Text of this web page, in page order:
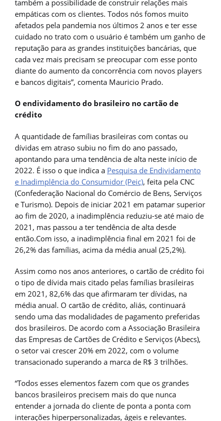
também a possibilidade de construir relações mais
empáticas com os clientes. Todos nós fomos muito
afetados pela pandemia nos últimos 2 anos e ter esse
cuidado no trato com o usuário é também um ganho de
reputação para as grandes instituições bancárias, que
cada vez mais precisam se preocupar com esse ponto
diante do aumento da concorrência com novos players
e bancos digitais”, comenta Mauricio Prado.
O endividamento do brasileiro no cartão de
crédito
A quantidade de famílias brasileiras com contas ou
dívidas em atraso subiu no fim do ano passado,
apontando para uma tendência de alta neste início de
2022. É isso o que indica a Pesquisa de Endividamento
e Inadimplência do Consumidor (Peic), feita pela CNC
(Confederação Nacional do Comércio de Bens, Serviços
e Turismo). Depois de iniciar 2021 em patamar superior
ao fim de 2020, a inadimplência reduziu-se até maio de
2021, mas passou a ter tendência de alta desde
então.Com isso, a inadimplência final em 2021 foi de
26,2% das famílias, acima da média anual (25,2%).
Assim como nos anos anteriores, o cartão de crédito foi
o tipo de dívida mais citado pelas famílias brasileiras
em 2021, 82,6% das que afirmaram ter dívidas, na
média anual. O cartão de crédito, aliás, continuará
sendo uma das modalidades de pagamento preferidas
dos brasileiros. De acordo com a Associação Brasileira
das Empresas de Cartões de Crédito e Serviços (Abecs),
o setor vai crescer 20% em 2022, com o volume
transacionado superando a marca de R$ 3 trilhões.
“Todos esses elementos fazem com que os grandes
bancos brasileiros precisem mais do que nunca
entender a jornada do cliente de ponta a ponta com
interações hiperpersonalizadas, ágeis e relevantes.